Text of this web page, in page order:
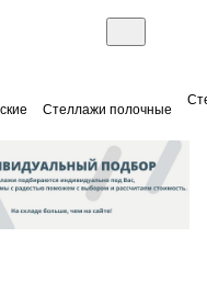
Стеллажи полочные